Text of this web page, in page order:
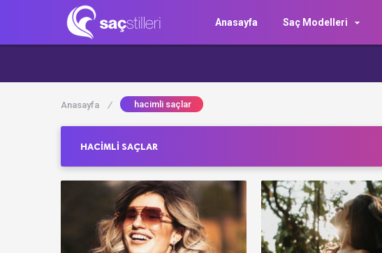
Anasayfa Saç Modelleri
Anasayfa / hacimli saçlar
HACIMLI SAÇLAR